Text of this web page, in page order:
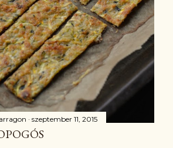
szeptember 11, 2015